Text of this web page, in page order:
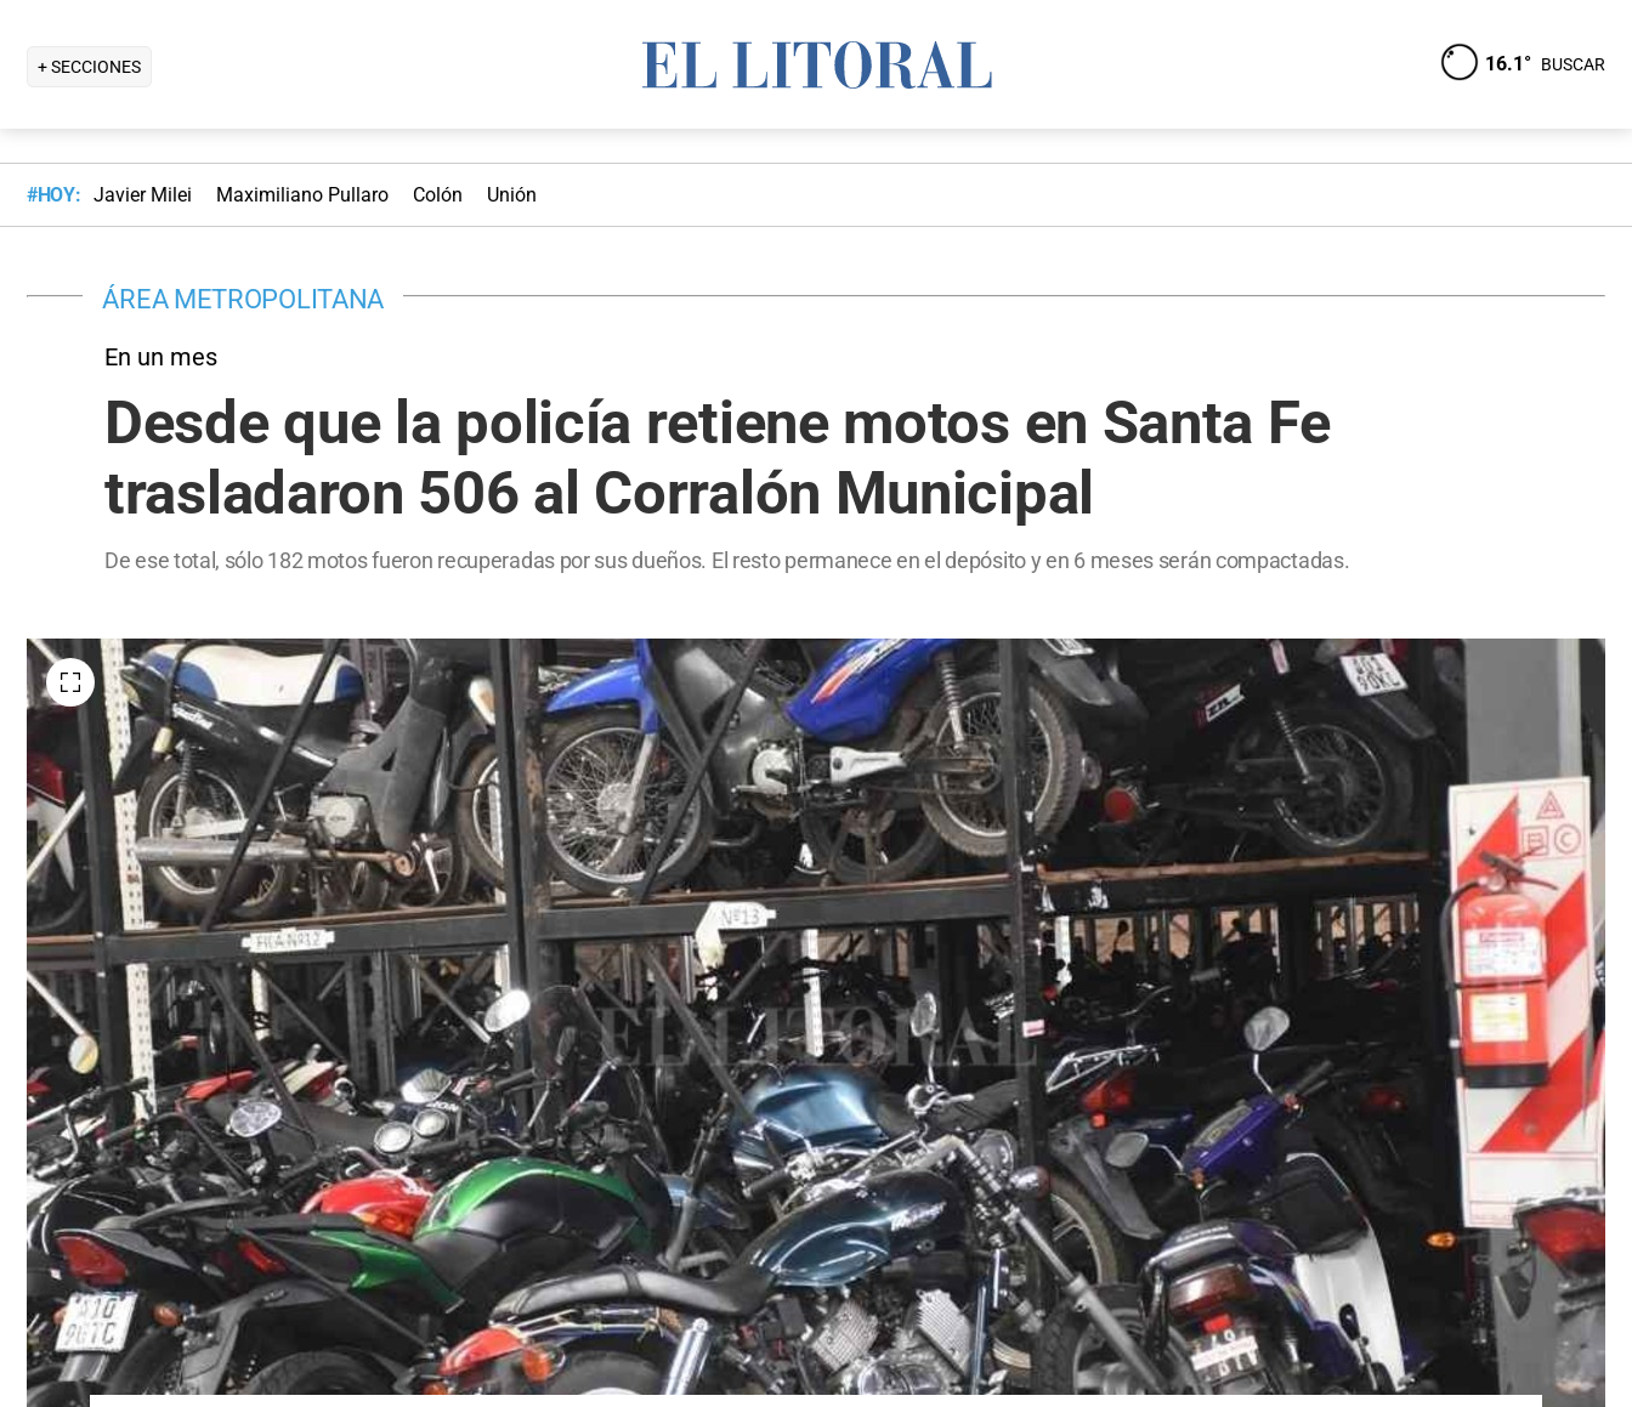
+ SECCIONES 16.1° BUSCAR
#HOY: Javier Milei Maximiliano Pullaro Colón Unión
ÁREA METROPOLITANA
En un mes
Desde que la policía retiene motos en Santa Fe
trasladaron 506 al Corralón Municipal
De ese total, sólo 182 motos fueron recuperadas por sus dueños. El resto permanece en el depósito y en 6 meses serán compactadas.